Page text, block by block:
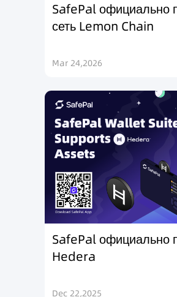
SafePal официально
сеть Lemon Chain
Mar 24,2026
SafePal официально
Hedera
Dec 22,2025